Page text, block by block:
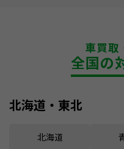
車買取
全国の
北海道・東北
北海道